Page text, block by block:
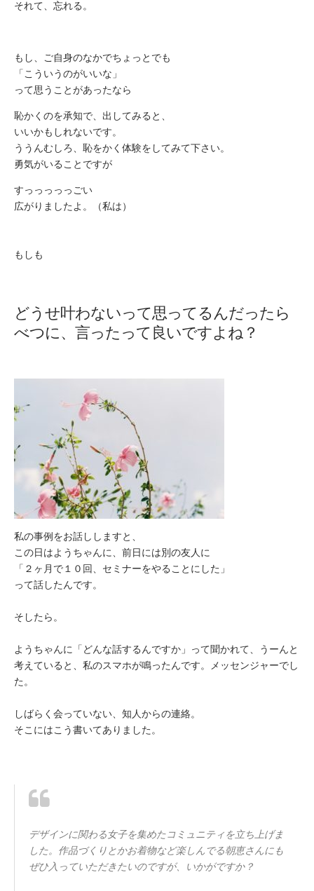
それて、忘れる。
もし、ご自身のなかでちょっとでも
「こういうのがいいな」
って思うことがあったなら
恥かくのを承知で、出してみると、
いいかもしれないです。
ううんむしろ、恥をかく体験をしてみて下さい。
勇気がいることですが
すっっっっっごい
広がりましたよ。（私は）
もしも
どうせ叶わないって思ってるんだったら
べつに、言ったって良いですよね？
私の事例をお話ししますと、
この日はようちゃんに、前日には別の友人に
「２ヶ月で１０回、セミナーをやることにした」
って話したんです。
そしたら。
ようちゃんに「どんな話するんですか」って聞かれて、うーんと
考えていると、私のスマホが鳴ったんです。メッセンジャーでし
た。
しばらく会っていない、知人からの連絡。
そこにはこう書いてありました。
デザインに関わる女子を集めたコミュニティを立ち上げま
した。作品づくりとかお着物など楽しんでる朝恵さんにも
ぜひ入っていただきたいのですが、いかがですか？